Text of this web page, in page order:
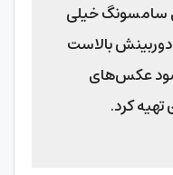
سامسونگ خیلی
بالاست
عکس‌های
کرد.